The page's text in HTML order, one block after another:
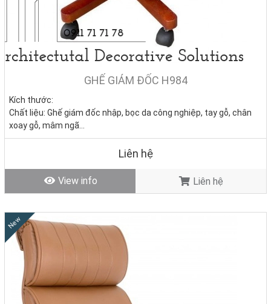
GHẾ GIÁM ĐỐC H984
Kích thước:
Chất liệu: Ghế giám đốc nhập, bọc da công nghiệp, tay gỗ, chân
xoay gỗ, mâm ngã
Tình trạng:Hàng mới - Còn hàng
Liên hệ
View info Liên hệ
New